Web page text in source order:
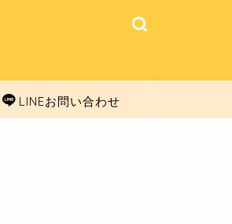
LINEお問い合わせ